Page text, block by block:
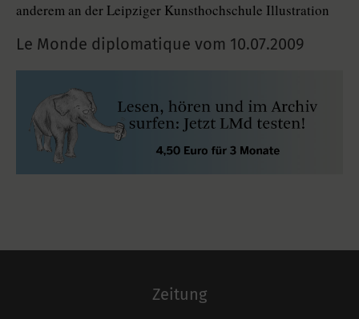
anderem an der Leipziger Kunsthochschule Illustration
Le Monde diplomatique vom 10.07.2009
Zeitung